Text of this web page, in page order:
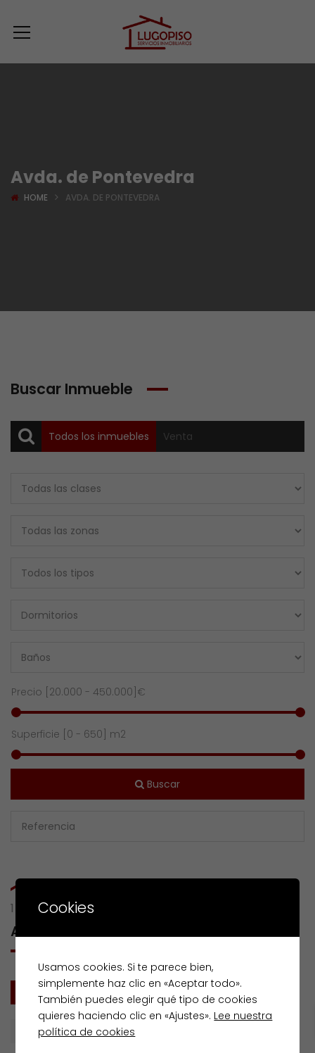
Avda. de Pontevedra
HOME AVDA. DE PONTEVEDRA
Buscar Inmueble
Todos los inmuebles Venta
Precio [ 20.000 - 450.000 ]€
Superficie [ 0 - 650 ] m2
Buscar
1 RESULTS OF
AVDA. DE PONTEVEDRA
VENTA
Buscar por
Cookies
Usamos cookies. Si te parece bien,
simplemente haz clic en «Aceptar todo».
También puedes elegir qué tipo de cookies
quieres haciendo clic en «Ajustes». Lee nuestra
política de cookies